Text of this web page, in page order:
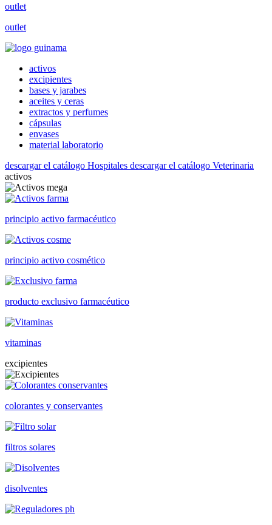
outlet
outlet
activos
excipientes
bases y jarabes
aceites y ceras
extractos y perfumes
cápsulas
envases
material laboratorio
descargar el catálogo Hospitales descargar el catálogo Veterinaria
activos
principio activo farmacéutico
principio activo cosmético
producto exclusivo farmacéutico
vitaminas
excipientes
colorantes y conservantes
filtros solares
disolventes